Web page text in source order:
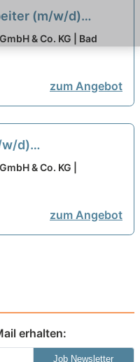
(m/w/d)
bei
GmbH
& Co. KG | Bad
zum Angebot
w/d)
Max
bei Max
& Co. KG |
zum Angebot
erhalten:
Job Newsletter